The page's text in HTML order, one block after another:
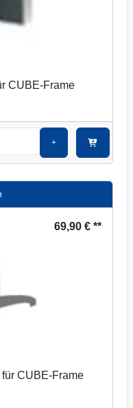
CUBE-Frame
+
69,90 € **
CUBE-Frame